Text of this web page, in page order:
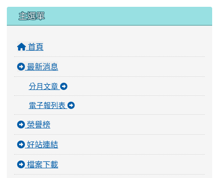
::: 主選單
首頁
最新消息
分月文章
電子報列表
榮譽榜
好站連結
檔案下載